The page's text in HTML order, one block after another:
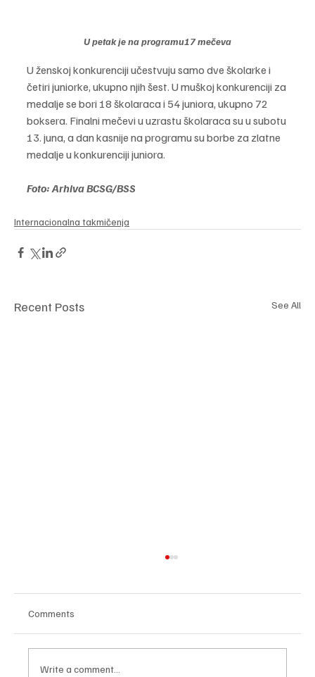
U petak je na programu17 mečeva
U ženskoj konkurenciji učestvuju samo dve školarke i
četiri juniorke, ukupno njih šest. U muškoj konkurenciji za
medalje se bori 18 školaraca i 54 juniora, ukupno 72
boksera. Finalni mečevi u uzrastu školaraca su u subotu
13. juna, a dan kasnije na programu su borbe za zlatne
medalje u konkurenciji juniora.
Foto: Arhiva BCSG/BSS
Internacionalna takmičenja
Recent Posts See All
Comments
Write a comment...